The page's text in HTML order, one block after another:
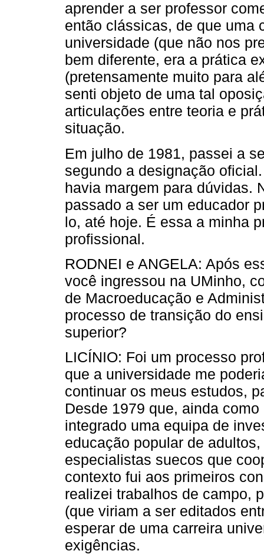
aprender a ser professor
então clássicas, de que uma
universidade (que não nos
bem diferente, era a prática
(pretensamente muito para
senti objeto de uma tal
articulações entre teoria e
situação.
Em julho de 1981, passei a
segundo a designação
havia margem para dúvidas.
passado a ser um educador
lo, até hoje. É essa a minha
profissional.
RODNEI e ANGELA: Após
você ingressou na UMinho,
de Macroeducação e
processo de transição do
superior?
LICÍNIO: Foi um processo
que a universidade me
continuar os meus estudos,
Desde 1979 que, ainda
integrado uma equipa de
educação popular de
especialistas suecos que
contexto fui aos primeiros
realizei trabalhos de campo,
(que viriam a ser editados
esperar de uma carreira
exigências.